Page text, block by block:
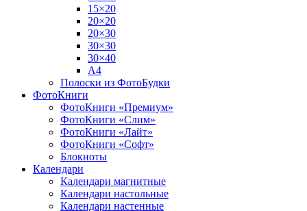
15×20
20×20
20×30
30×30
30×40
A4
Полоски из ФотоБудки
ФотоКниги
ФотоКниги «Премиум»
ФотоКниги «Слим»
ФотоКниги «Лайт»
ФотоКниги «Софт»
Блокноты
Календари
Календари магнитные
Календари настольные
Календари настенные